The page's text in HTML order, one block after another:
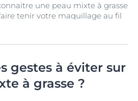
une peau mixte à grasse
tenir votre maquillage au fil
gestes à éviter sur
à grasse ?